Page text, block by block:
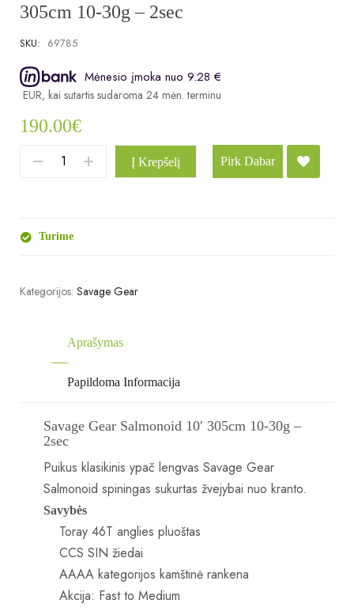
305cm 10-30g – 2sec
SKU: 69785
Mėnesio įmoka nuo 9.28 €
kai sutartis sudaroma 24 mėn. terminui, metinė palūkanų norma –
190.00€
Į Krepšelį Pirk Dabar
Turime
Kategorijos: Savage Gear
Aprašymas
Papildoma Informacija
Savage Gear Salmonoid 10′ 305cm 10-30g –
2sec
Puikus klasikinis ypač lengvas Savage Gear
Salmonoid spiningas sukurtas žvejybai nuo kranto.
Savybės
Toray 46T anglies pluoštas
CCS SIN žiedai
AAAA kategorijos kamštinė rankena
Akcija: Fast to Medium